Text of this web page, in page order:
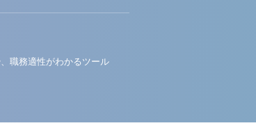
職務適性がわかるツール